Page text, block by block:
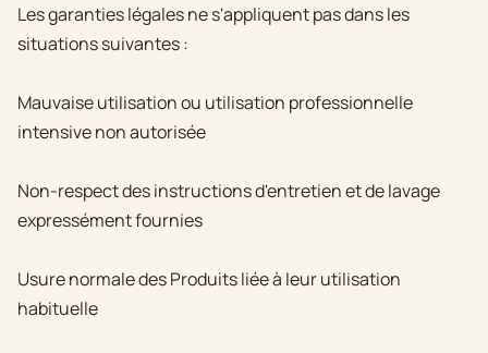
Les garanties légales ne s'appliquent pas dans les
situations suivantes :
Mauvaise utilisation ou utilisation professionnelle
intensive non autorisée
Non-respect des instructions d'entretien et de lavage
expressément fournies
Usure normale des Produits liée à leur utilisation
habituelle